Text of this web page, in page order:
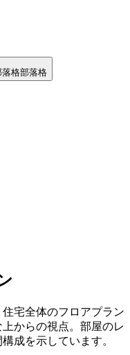
落格部落格
宅全体のフロアプラン
からの視点。部屋のレ
成を示しています。